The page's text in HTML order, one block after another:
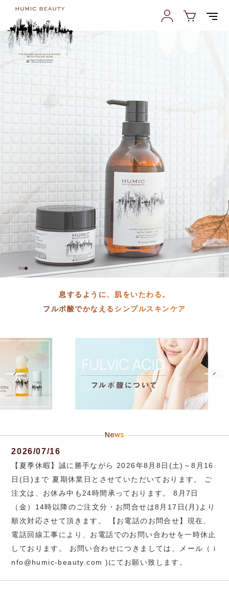
息するように、肌をいたわる。
フルボ酸でかなえるシンプルスキンケア
News
2026/07/16
【夏季休暇】誠に勝手ながら 2026年8月8日(土)～8月16
日(日)まで 夏期休業日とさせていただいております。 ご
注文は、お休み中も24時間承っております。 8月7日
（金）14時以降のご注文分・お問合せは8月17日(月)より
順次対応させて頂きます。 【お電話のお問合せ】現在、
電話回線工事により、お電話でのお問い合わせを一時休止
しております。 お問い合わせにつきましては、メール（ i
nfo@humic-beauty.com )にてお願い致します。